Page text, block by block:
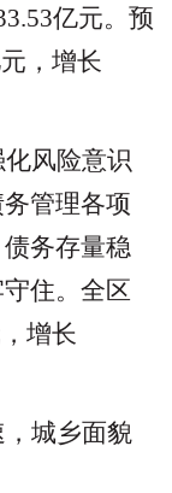
亿元。预
，增长
化风险意识
管理各项
务存量稳
住。全区
增长
，城乡面貌